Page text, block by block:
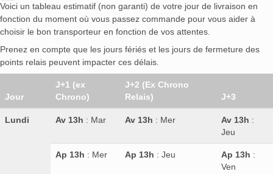
Voici un tableau estimatif (non garanti) de votre jour de livraison en
fonction du moment où vous passez commande pour vous aider à
choisir le bon transporteur en fonction de vos attentes.
Prenez en compte que les jours fériés et les jours de fermeture des
points relais peuvent impacter ces délais.
Jour
J+1 (ex
Chrono)
J+2 (Ex Chrono
Relais)
J+3
Lundi Av 13h : Mar Av 13h : Mer Av 13h :
Jeu
Ap 13h : Mer Ap 13h : Jeu Ap 13h :
Ven